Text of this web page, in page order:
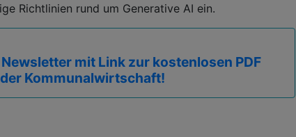
Richtlinien rund um Generative AI ein.
mit Link zur kostenlosen PDF
Kommunalwirtschaft!